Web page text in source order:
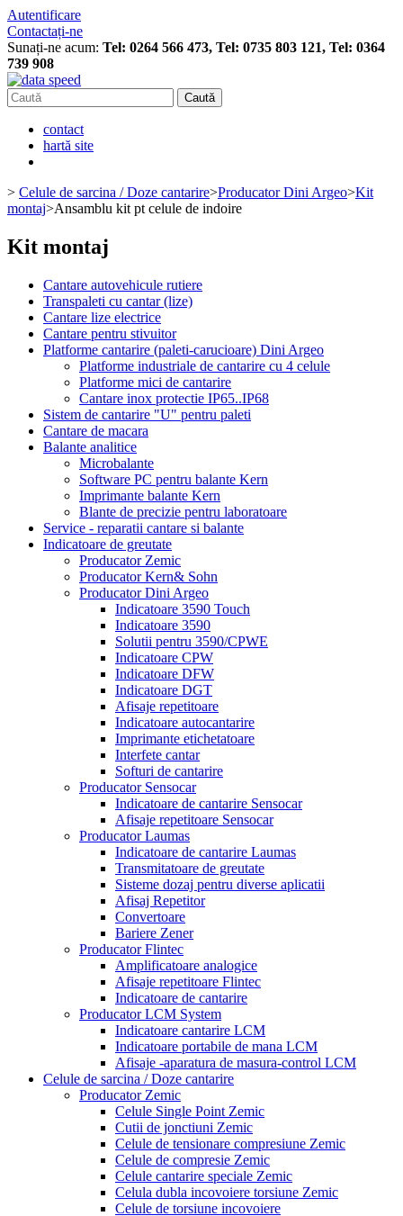
Autentificare
Contactați-ne
Sunați-ne acum: Tel: 0264 566 473, Tel: 0735 803 121, Tel: 0364
739 908
Caută
contact
hartă site
> Celule de sarcina / Doze cantarire>Producator Dini Argeo>Kit
montaj>Ansamblu kit pt celule de indoire
Kit montaj
Cantare autovehicule rutiere
Transpaleti cu cantar (lize)
Cantare lize electrice
Cantare pentru stivuitor
Platforme cantarire (paleti-carucioare) Dini Argeo
Platforme industriale de cantarire cu 4 celule
Platforme mici de cantarire
Cantare inox protectie IP65..IP68
Sistem de cantarire "U" pentru paleti
Cantare de macara
Balante analitice
Microbalante
Software PC pentru balante Kern
Imprimante balante Kern
Blante de precizie pentru laboratoare
Service - reparatii cantare si balante
Indicatoare de greutate
Producator Zemic
Producator Kern& Sohn
Producator Dini Argeo
Indicatoare 3590 Touch
Indicatoare 3590
Solutii pentru 3590/CPWE
Indicatoare CPW
Indicatoare DFW
Indicatoare DGT
Afisaje repetitoare
Indicatoare autocantarire
Imprimante etichetatoare
Interfete cantar
Softuri de cantarire
Producator Sensocar
Indicatoare de cantarire Sensocar
Afisaje repetitoare Sensocar
Producator Laumas
Indicatoare de cantarire Laumas
Transmitatoare de greutate
Sisteme dozaj pentru diverse aplicatii
Afisaj Repetitor
Convertoare
Bariere Zener
Producator Flintec
Amplificatoare analogice
Afisaje repetitoare Flintec
Indicatoare de cantarire
Producator LCM System
Indicatoare cantarire LCM
Indicatoare portabile de mana LCM
Afisaje -aparatura de masura-control LCM
Celule de sarcina / Doze cantarire
Producator Zemic
Celule Single Point Zemic
Cutii de jonctiuni Zemic
Celule de tensionare compresiune Zemic
Celule de compresie Zemic
Celule cantarire speciale Zemic
Celula dubla incovoiere torsiune Zemic
Celule de torsiune incovoiere